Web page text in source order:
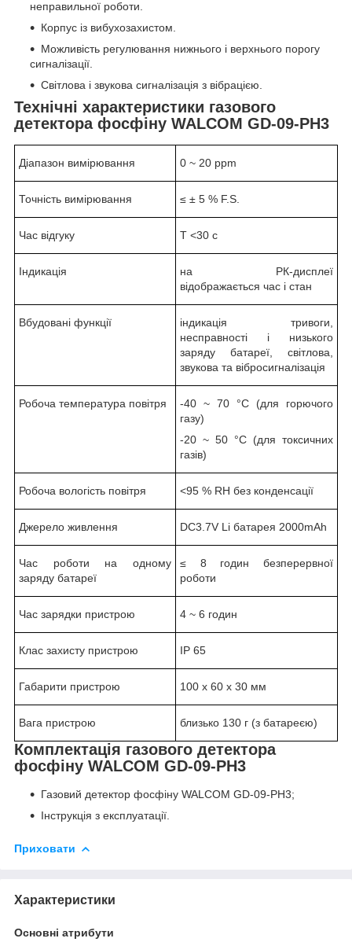
неправильної роботи.
Корпус із вибухозахистом.
Можливість регулювання нижнього і верхнього порогу
сигналізації.
Світлова і звукова сигналізація з вібрацією.
Технічні характеристики газового
детектора фосфіну WALCOM GD-09-PH3
Діапазон вимірювання 0 ~ 20 ppm
Точність вимірювання ≤ ± 5 % F.S.
Час відгуку T <30 с
Індикація
на РК-дисплеї
відображається час і стан
Вбудовані функції
індикація тривоги,
несправності і низького
заряду батареї, світлова,
звукова та вібросигналізація
Робоча температура повітря
-40 ~ 70 °С (для горючого
газу)
-20 ~ 50 °С (для токсичних
газів)
Робоча вологість повітря <95 % RH без конденсації
Джерело живлення DC3.7V Li батарея 2000mAh
Час роботи на одному
заряду батареї
≤ 8 годин безперервної
роботи
Час зарядки пристрою 4 ~ 6 годин
Клас захисту пристрою IP 65
Габарити пристрою 100 х 60 х 30 мм
Вага пристрою близько 130 г (з батареєю)
Комплектація газового детектора
фосфіну WALCOM GD-09-PH3
Газовий детектор фосфіну WALCOM GD-09-PH3;
Інструкція з експлуатації.
Приховати
Характеристики
Основні атрибути